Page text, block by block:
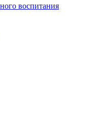
воспитания